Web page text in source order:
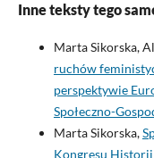
Inne teksty tego
Marta Sikorska,
ruchów
perspektywie
Społeczno-
Marta Sikorska,
Kongresu Historii